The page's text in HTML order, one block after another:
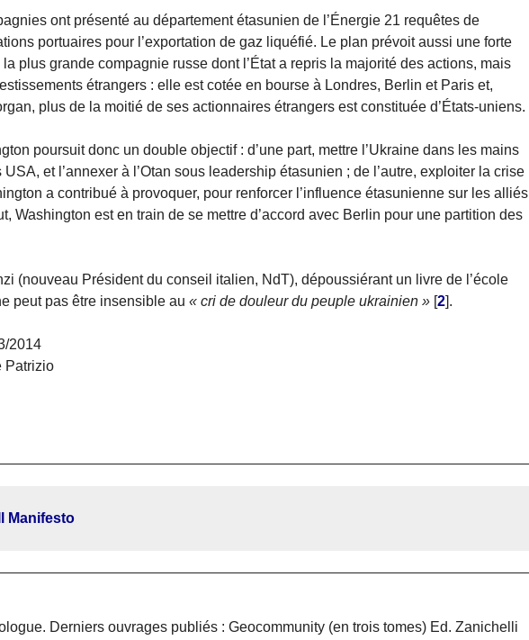
ont présenté au département étasunien de l’Énergie 21 requêtes de
portuaires pour l’exportation de gaz liquéfié. Le plan prévoit aussi une forte
plus grande compagnie russe dont l’État a repris la majorité des actions, mais
étrangers : elle est cotée en bourse à Londres, Berlin et Paris et,
plus de la moitié de ses actionnaires étrangers est constituée d’États-uniens.
poursuit donc un double objectif : d’une part, mettre l’Ukraine dans les mains
et l’annexer à l’Otan sous leadership étasunien ; de l’autre, exploiter la crise
a contribué à provoquer, pour renforcer l’influence étasunienne sur les alliés
Washington est en train de se mettre d’accord avec Berlin pour une partition des
(nouveau Président du conseil italien, NdT), dépoussiérant un livre de l’école
peut pas être insensible au « cri de douleur du peuple ukrainien » [2].
2014
Patrizio
Il Manifesto
Derniers ouvrages publiés : Geocommunity (en trois tomes) Ed. Zanichelli